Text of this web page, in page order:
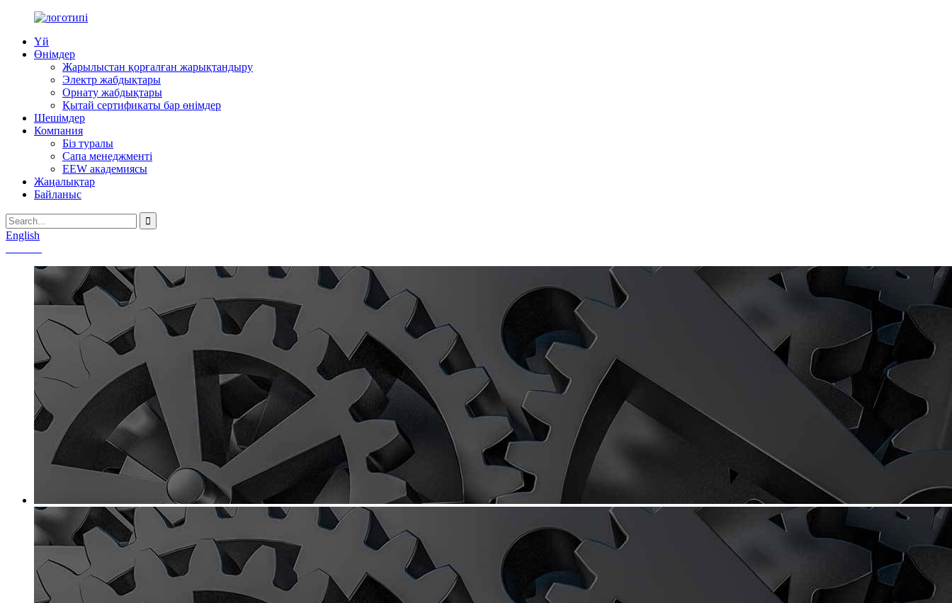
Үй
Өнімдер
Жарылыстан қорғалған жарықтандыру
Электр жабдықтары
Орнату жабдықтары
Қытай сертификаты бар өнімдер
Шешімдер
Компания
Біз туралы
Сапа менеджменті
EEW академиясы
Жаңалықтар
Байланыс
English